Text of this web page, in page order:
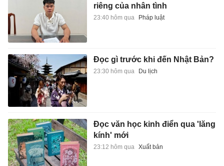
riêng của nhân tình
23:40 hôm qua Pháp luật
Đọc gì trước khi đến Nhật Bản?
23:30 hôm qua Du lịch
Đọc văn học kinh điển qua 'lăng
kính' mới
23:12 hôm qua Xuất bản